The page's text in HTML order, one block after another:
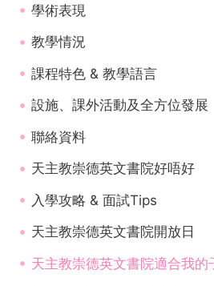
學術表現
教學情況
課程特色 & 教學語言
設施、課外活動及全方位發展
聯絡資料
天主教崇德英文書院好唔好
入學攻略 & 面試Tips
天主教崇德英文書院開放日
天主教崇德英文書院適合我的